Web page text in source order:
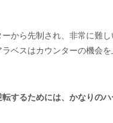
ーから先制され、非常に難
ベスはカウンターの機会
転するためには、かなりの